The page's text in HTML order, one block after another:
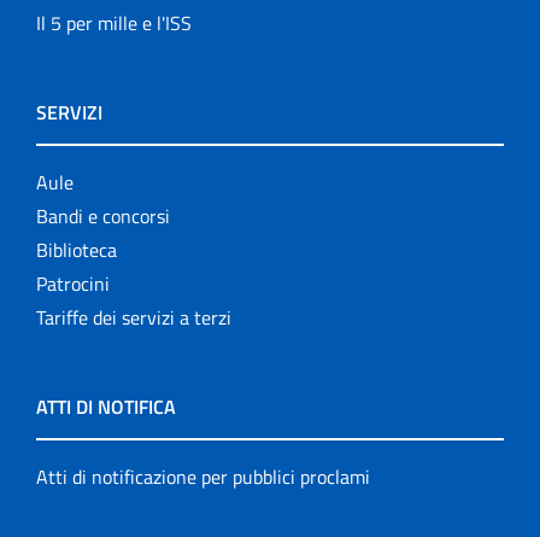
Il 5 per mille e l'ISS
SERVIZI
Aule
Bandi e concorsi
Biblioteca
Patrocini
Tariffe dei servizi a terzi
ATTI DI NOTIFICA
Atti di notificazione per pubblici proclami